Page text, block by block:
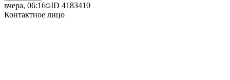
вчера, 06:16 ID 4183410
Контактное лицо